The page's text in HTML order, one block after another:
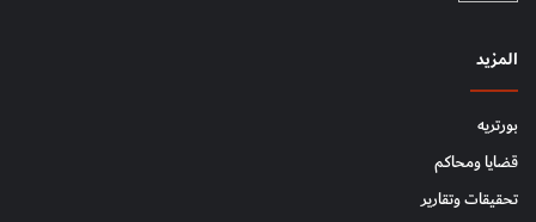
المزيد
بورتريه
قضايا ومحاكم
تحقيقات وتقارير